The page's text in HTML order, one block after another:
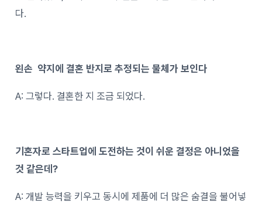
다.
왼손 약지에 결혼 반지로 추정되는 물체가 보인다
A: 그렇다. 결혼한 지 조금 되었다.
기혼자로 스타트업에 도전하는 것이 쉬운 결정은 아니었을
것 같은데?
A: 개발 능력을 키우고 동시에 제품에 더 많은 숨결을 불어넣